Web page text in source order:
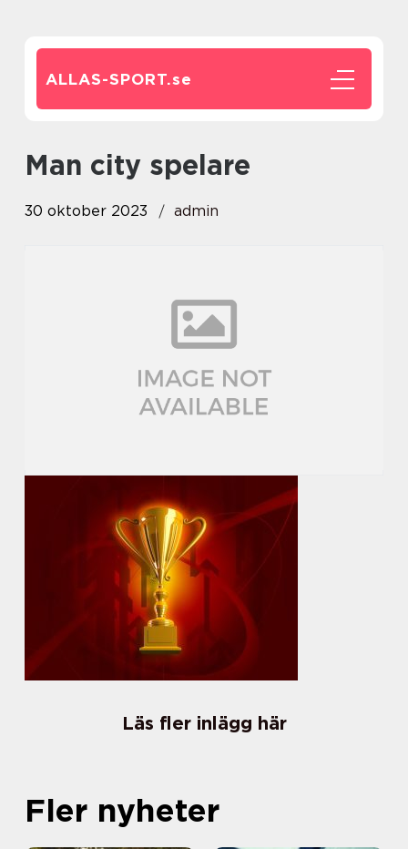
ALLAS-SPORT.se
man city spelare
30 oktober 2023 admin
Läs fler inlägg här
Fler nyheter